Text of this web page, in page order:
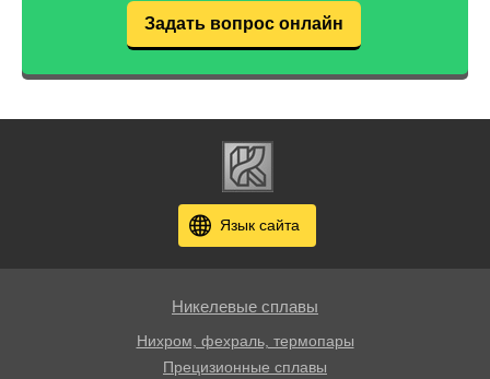
Задать вопрос онлайн
Язык сайта
Никелевые сплавы
Нихром, фехраль, термопары
Прецизионные сплавы